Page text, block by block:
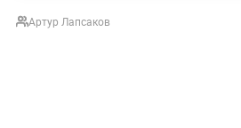
Артур Лапсаков